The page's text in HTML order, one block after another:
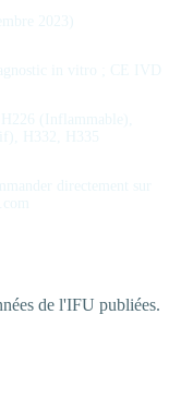
de l'IFU publiées.